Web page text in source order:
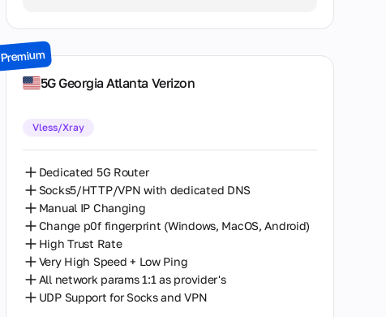
3 Дні / ∞ GB / $21.00
30 Днів / ∞ GB / $162.00
5G Georgia Atlanta Verizon
Premium
Vless/Xray
Dedicated 5G Router
Socks5/HTTP/VPN with dedicated DNS
Manual IP Changing
Change p0f fingerprint (Windows, MacOS, Android)
High Trust Rate
Very High Speed + Low Ping
All network params 1:1 as provider's
UDP Support for Socks and VPN